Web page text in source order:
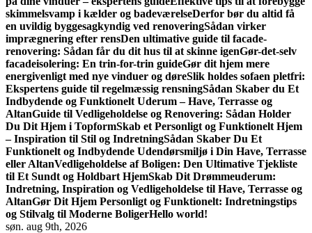
skimmelsvamp i kælder og badeværelseDerfor bør du altid få
en uvildig byggesagkyndig ved renoveringSådan virker
imprægnering efter rensDen ultimative guide til facade­
renovering: Sådan får du dit hus til at skinne igenGør-det-selv
facadeisolering: En trin-for-trin guideGør dit hjem mere
energivenligt med nye vinduer og døreSlik holdes sofaen pletfri:
Ekspertens guide til regelmæssig rensningSådan Skaber du Et
Indbydende og Funktionelt Uderum – Have, Terrasse og
AltanGuide til Vedligeholdelse og Renovering: Sådan Holder
Du Dit Hjem i TopformSkab et Personligt og Funktionelt Hjem
– Inspiration til Stil og IndretningSådan Skaber Du Et
Funktionelt og Indbydende Udendørsmiljø i Din Have, Terrasse
eller AltanVedligeholdelse af Boligen: Den Ultimative Tjekliste
til Et Sundt og Holdbart HjemSkab Dit Drømmeuderum:
Indretning, Inspiration og Vedligeholdelse til Have, Terrasse og
AltanGør Dit Hjem Personligt og Funktionelt: Indretningstips
og Stilvalg til Moderne BoligerHello world!
søn. aug 9th, 2026